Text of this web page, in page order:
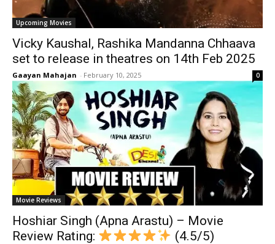
Upcoming Movies
Vicky Kaushal, Rashika Mandanna Chhaava
set to release in theatres on 14th Feb 2025
Gaayan Mahajan - February 10, 2025 0
Movie Reviews
Hoshiar Singh (Apna Arastu) – Movie
Review Rating:
(4.5/5)